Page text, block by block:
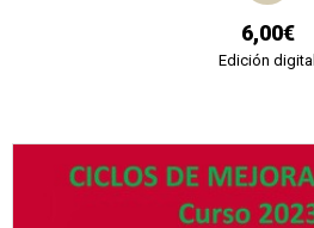
6,00€
Edición digital